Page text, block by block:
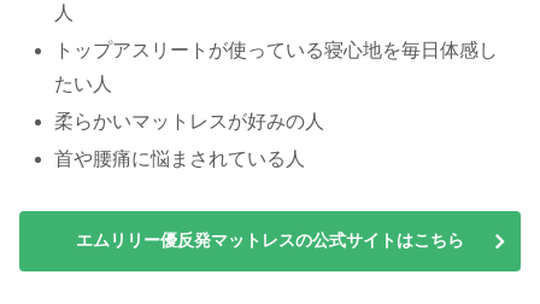
人
トップアスリートが使っている寝心地を毎日体感し
たい人
柔らかいマットレスが好みの人
首や腰痛に悩まされている人
エムリリー優反発マットレスの公式サイトはこちら